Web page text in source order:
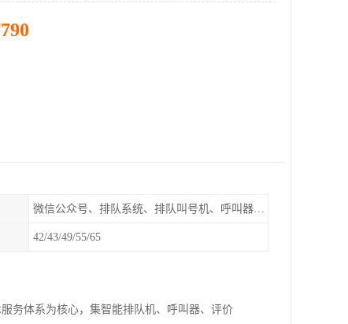
微信公众号、排队系统、排队叫号机、呼叫器、窗口显示屏
42/43/49/55/65
务体系为核心，集智能排队机、呼叫器、评价